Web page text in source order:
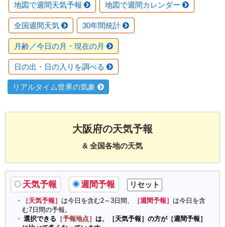
地図で週間天気予報 地図で週間カレンダー
全国週間天気 30年間統計
月齢／今日の月・現在の月
日の出・日の入りを調べる
リアルタイム世界の気象
大阪府の天気予報
& 全国各地の天気